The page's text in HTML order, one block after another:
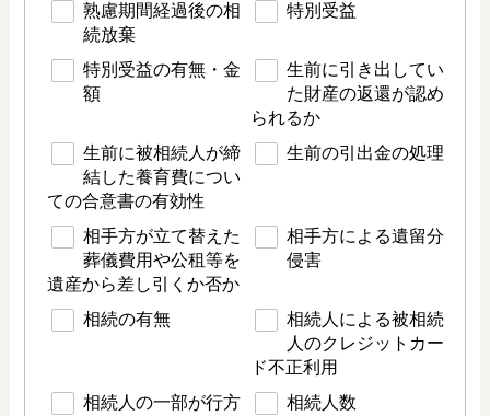
熟慮期間経過後の相
続放棄
特別受益
特別受益の有無・金
額
生前に引き出してい
た財産の返還が認め
られるか
生前に被相続人が締
結した養育費につい
ての合意書の有効性
生前の引出金の処理
相手方が立て替えた
葬儀費用や公租等を
遺産から差し引くか否か
相手方による遺留分
侵害
相続の有無
相続人による被相続
人のクレジットカー
ド不正利用
相続人の一部が行方
相続人数